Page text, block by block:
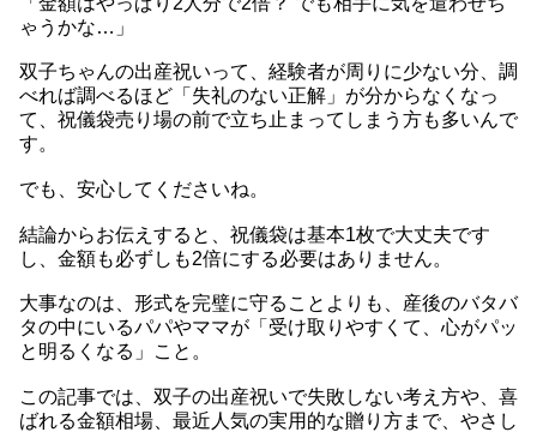
ゃうかな…」
双子ちゃんの出産祝いって、経験者が周りに少ない分、調
べれば調べるほど「失礼のない正解」が分からなくなっ
て、祝儀袋売り場の前で立ち止まってしまう方も多いんで
す。
でも、安心してくださいね。
結論からお伝えすると、祝儀袋は基本1枚で大丈夫です
し、金額も必ずしも2倍にする必要はありません。
大事なのは、形式を完璧に守ることよりも、産後のバタバ
タの中にいるパパやママが「受け取りやすくて、心がパッ
と明るくなる」こと。
この記事では、双子の出産祝いで失敗しない考え方や、喜
ばれる金額相場、最近人気の実用的な贈り方まで、やさし